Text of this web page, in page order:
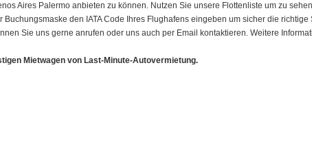
Aires Palermo anbieten zu können. Nutzen Sie unsere Flottenliste um zu
den IATA Code Ihres Flughafens eingeben um sicher die richtige
Sie uns gerne anrufen oder uns auch per Email kontaktieren. Weitere
Mietwagen von Last-Minute-Autovermietung.